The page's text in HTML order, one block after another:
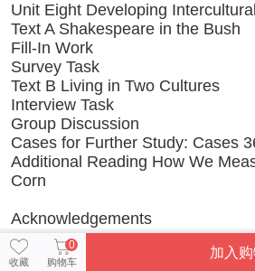
Unit Eight Developing
Text A Shakespeare in the Bush
Fill-In Work
Survey Task
Text B Living in Two Cultures
Interview Task
Group Discussion
Cases for Further Study: Cases
Additional Reading How We
Corn
Acknowledgements
收藏
0
购物车
加入